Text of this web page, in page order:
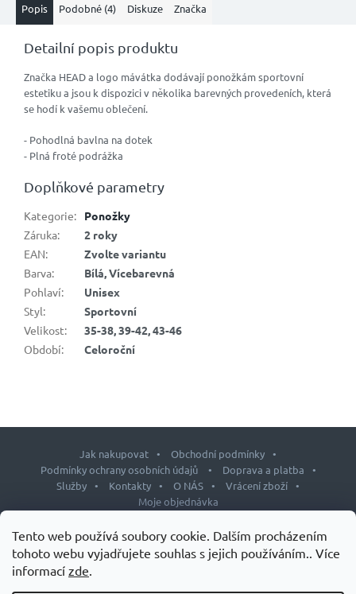
Tento web používá soubory cookie. Dalším procházením
tohoto webu vyjadřujete souhlas s jejich používáním.. Více
informací zde.
Popis Podobné (4) Diskuze Značka
Detailní popis produktu
Značka HEAD a logo mávátka dodávají ponožkám sportovní
estetiku a jsou k dispozici v několika barevných provedeních, která
se hodí k vašemu oblečení.
- Pohodlná bavlna na dotek
- Plná froté podrážka
Doplňkové parametry
Kategorie:
Ponožky
Záruka:
2 roky
EAN:
Zvolte variantu
Barva:
Bílá, Vícebarevná
Pohlaví:
Unisex
Styl:
Sportovní
Velikost:
35-38, 39-42, 43-46
Období: Celoroční
Jak nakupovat
Obchodní podmínky
Podmínky ochrany osobních údajů
Doprava a platba
Služby
Kontakty O NÁS
Vrácení zboží
Moje objednávka